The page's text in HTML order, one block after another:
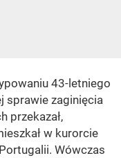
43-letniego
sprawie zaginięcia
przekazał,
w kurorcie
Wówczas